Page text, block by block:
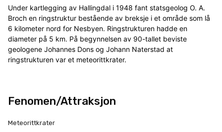
Under kartlegging av Hallingdal i 1948 fant statsgeolog O. A.
Broch en ringstruktur bestående av breksje i et område som lå
6 kilometer nord for Nesbyen. Ringstrukturen hadde en
diameter på 5 km. På begynnelsen av 90-tallet beviste
geologene Johannes Dons og Johann Naterstad at
ringstrukturen var et meteorittkrater.
Fenomen/Attraksjon
Meteorittkrater